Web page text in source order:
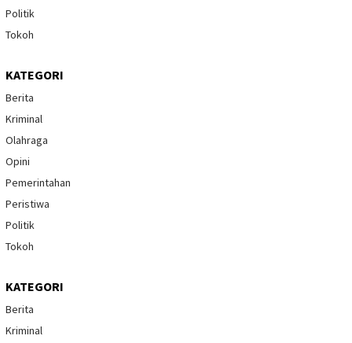
Politik
Tokoh
KATEGORI
Berita
Kriminal
Olahraga
Opini
Pemerintahan
Peristiwa
Politik
Tokoh
KATEGORI
Berita
Kriminal